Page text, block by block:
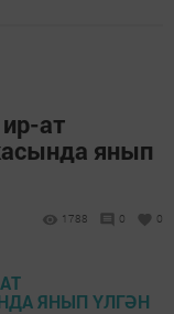
ат
янып
1788 0 0